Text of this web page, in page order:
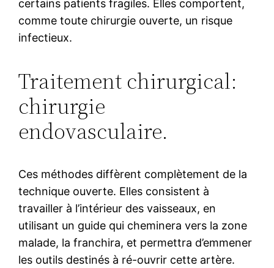
certains patients fragiles. Elles comportent,
comme toute chirurgie ouverte, un risque
infectieux.
Traitement chirurgical:
chirurgie
endovasculaire.
Ces méthodes diffèrent complètement de la
technique ouverte. Elles consistent à
travailler à l’intérieur des vaisseaux, en
utilisant un guide qui cheminera vers la zone
malade, la franchira, et permettra d’emmener
les outils destinés à ré-ouvrir cette artère.